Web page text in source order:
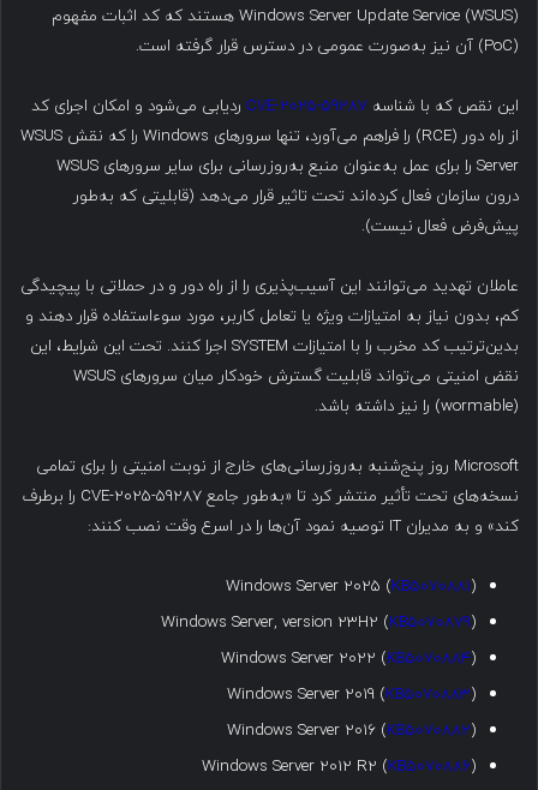
Windows Server Update Service (WSUS) هستند که کد اثبات مفهوم
(PoC) آن نیز به‌صورت عمومی در دسترس قرار گرفته است.
این نقص که با شناسه CVE-2025-59287 ردیابی می‌شود و امکان اجرای کد
از راه دور (RCE) را فراهم می‌آورد، تنها سرورهای Windows را که نقش WSUS
Server را برای عمل به‌عنوان منبع به‌روزرسانی برای سایر سرورهای WSUS
درون سازمان فعال کرده‌اند تحت تاثیر قرار می‌دهد (قابلیتی که به‌طور
پیش‌فرض فعال نیست).
عاملان تهدید می‌توانند این آسیب‌پذیری را از راه دور و در حملاتی با پیچیدگی
کم، بدون نیاز به امتیازات ویژه یا تعامل کاربر، مورد سوءاستفاده قرار دهند و
بدین‌ترتیب کد مخرب را با امتیازات SYSTEM اجرا کنند. تحت این شرایط، این
نقض امنیتی می‌تواند قابلیت گسترش خودکار میان سرورهای WSUS
(wormable) را نیز داشته باشد.
Microsoft روز پنج‌شنبه به‌روزرسانی‌های خارج از نوبت امنیتی را برای تمامی
نسخه‌های تحت تأثیر منتشر کرد تا «به‌طور جامع CVE-2025-59287 را برطرف
کند» و به مدیران IT توصیه نمود آن‌ها را در اسرع وقت نصب کنند:
Windows Server 2025 (KB5070881)
Windows Server, version 23H2 (KB5070879)
Windows Server 2022 (KB5070884)
Windows Server 2019 (KB5070883)
Windows Server 2016 (KB5070882)
Windows Server 2012 R2 (KB5070886)